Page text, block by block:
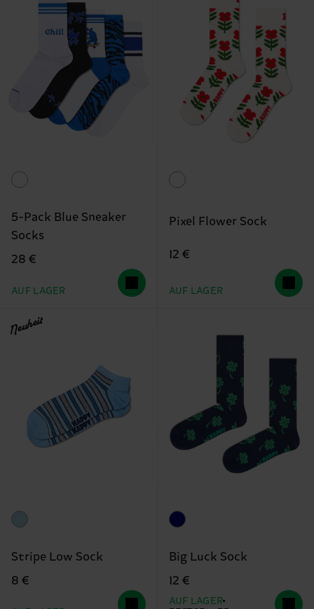
5-Pack Blue Sneaker
Socks
28 €
AUF LAGER
Pixel Flower Sock
12 €
AUF LAGER
Neuheit
Stripe Low Sock
8 €
Big Luck Sock
12 €
AUF LAGER